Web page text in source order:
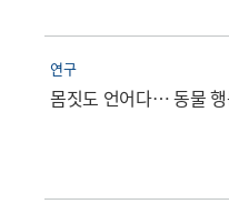
연구
몸짓도 언어다… 동물